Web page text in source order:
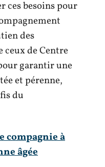
ces besoins pour
des
ceux de Centre
garantir une
et pérenne,
du
compagnie à
âgée